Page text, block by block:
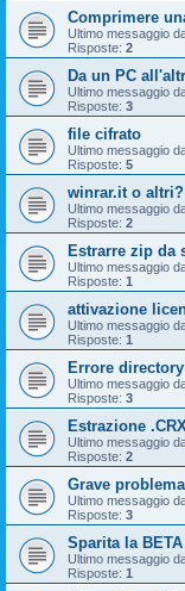
Comprimere
Ultimo messaggio
Risposte: 2
Da un PC
Ultimo messaggio
Risposte: 3
file cifrato
Ultimo messaggio
Risposte: 5
winrar.it o altri?
Ultimo messaggio
Risposte: 2
Estrarre zip da
Ultimo messaggio
Risposte: 1
attivazione
Ultimo messaggio
Risposte: 1
Errore
Ultimo messaggio
Risposte: 3
Estrazione
Ultimo messaggio
Risposte: 2
Grave
Ultimo messaggio
Risposte: 3
Sparita la
Ultimo messaggio
Risposte: 1